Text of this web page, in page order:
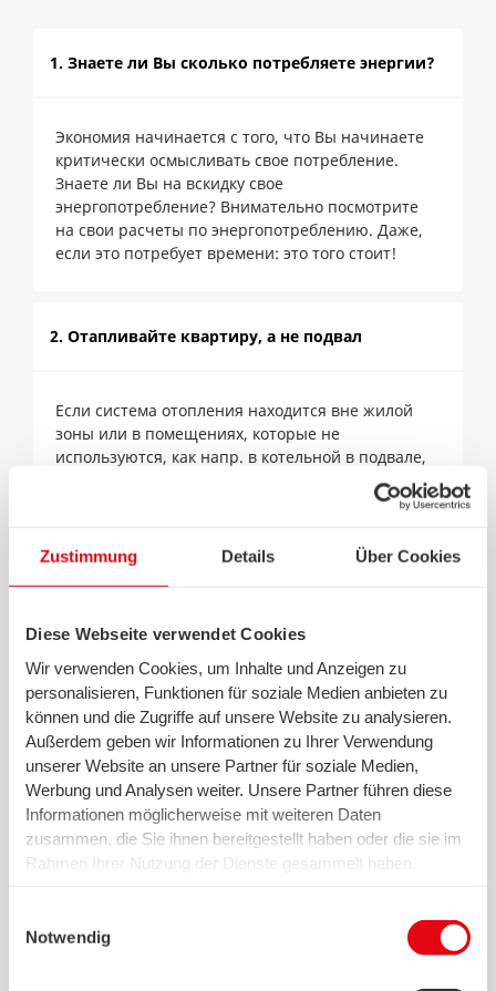
Zustimmung Details Über Cookies
Diese Webseite verwendet Cookies
Wir verwenden Cookies, um Inhalte und Anzeigen zu
personalisieren, Funktionen für soziale Medien anbieten zu
können und die Zugriffe auf unsere Website zu analysieren.
Außerdem geben wir Informationen zu Ihrer Verwendung
unserer Website an unsere Partner für soziale Medien,
Werbung und Analysen weiter. Unsere Partner führen diese
Informationen möglicherweise mit weiteren Daten
zusammen, die Sie ihnen bereitgestellt haben oder die sie im
Rahmen Ihrer Nutzung der Dienste gesammelt haben.
existiert. Das birgt das Risiko des unbemerkten Zugriffs
durch Behörden, das Fehlen von Betroffenenrechten,
Notwendig
1. Знаете ли Вы сколько потребляете энергии?
Экономия начинается с того, что Вы начинаете
критически осмысливать свое потребление.
Знаете ли Вы на вскидку свое
энергопотребление? Внимательно посмотрите
на свои расчеты по энергопотреблению. Даже,
если это потребует времени: это того стоит!
2. Отапливайте квартиру, а не подвал
Если система отопления находится вне жилой
зоны или в помещениях, которые не
используются, как напр. в котельной в подвале,
то отопительный котел, водонагреватель, а
также трубопроводы отопления и горячей воды
трубы можно изолировать и самостоятельно.
Стоит просто заехать в строительный
3. Тепловых потерь не должно быть
акрытые рольставни и гардины снижают
тепловые потери через окна. Изолированные
ниши радиаторов отопления снижают расходы
на отопление на 4 %.
деньги